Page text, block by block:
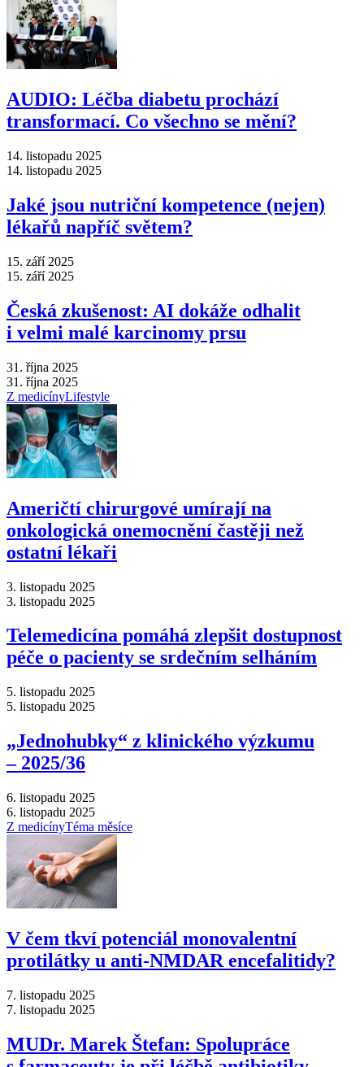
AUDIO: Léčba diabetu prochází
transformací. Co všechno se mění?
14. listopadu 2025
14. listopadu 2025
Jaké jsou nutriční kompetence (nejen)
lékařů napříč světem?
15. září 2025
15. září 2025
Česká zkušenost: AI dokáže odhalit
i velmi malé karcinomy prsu
31. října 2025
31. října 2025
Z medicínyLifestyle
Američtí chirurgové umírají na
onkologická onemocnění častěji než
ostatní lékaři
3. listopadu 2025
3. listopadu 2025
Telemedicína pomáhá zlepšit dostupnost
péče o pacienty se srdečním selháním
5. listopadu 2025
5. listopadu 2025
„Jednohubky“ z klinického výzkumu
–⁠ 2025/36
6. listopadu 2025
6. listopadu 2025
Z medicínyTéma měsíce
V čem tkví potenciál monovalentní
protilátky u anti-NMDAR encefalitidy?
7. listopadu 2025
7. listopadu 2025
MUDr. Marek Štefan: Spolupráce